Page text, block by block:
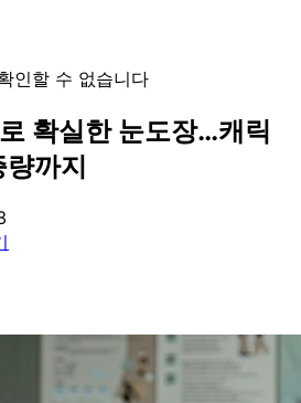
인할 수 없습니다
확실한 눈도장…캐릭
까지